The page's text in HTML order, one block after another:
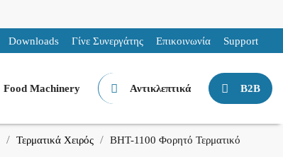
Downloads Γίνε Συνεργάτης Επικοινωνία Support
Food Machinery Αντικλεπτικά B2B
Τερματικά Χειρός BHT-1100 Φορητό Τερματικό